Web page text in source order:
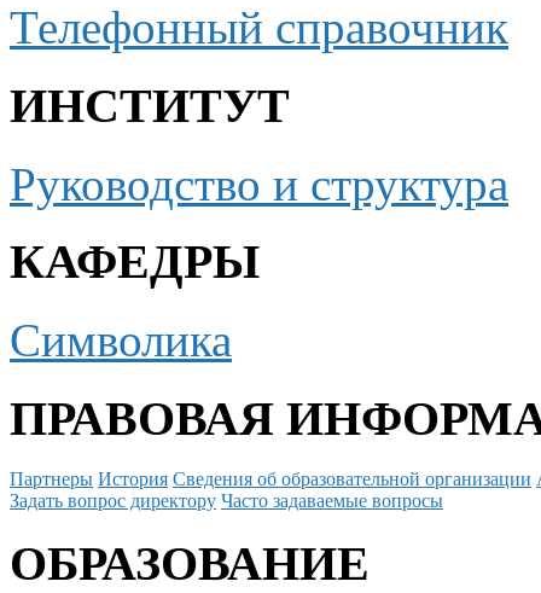
Телефонный справочник
ИНСТИТУТ
Руководство и структура
КАФЕДРЫ
Символика
ПРАВОВАЯ
Партнеры История Сведения об образовательной организации
Задать вопрос директору Часто задаваемые вопросы
ОБРАЗОВАНИЕ